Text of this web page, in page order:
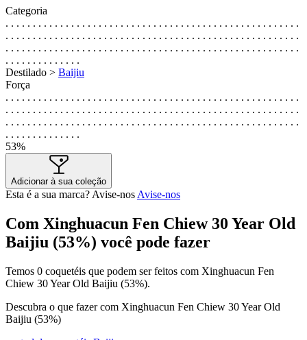
Categoria
. . . . . . . . . . . . . . . . . . . . . . . . . . . . . . . . . . . . . . . . . . . . . . . . . . . . . .
. . . . . . . . . . . . . . . . . . . . . . . . . . . . . . . . . . . . . . . . . . . . . . . . . . . . . .
. . . . . . . . . . . . . . . . . . . . . . . . . . . . . . . . . . . . . . . . . . . . . . . . . . . . . .
. . . . . . . . . . . . . .
Destilado > Baijiu
Força
. . . . . . . . . . . . . . . . . . . . . . . . . . . . . . . . . . . . . . . . . . . . . . . . . . . . . .
. . . . . . . . . . . . . . . . . . . . . . . . . . . . . . . . . . . . . . . . . . . . . . . . . . . . . .
. . . . . . . . . . . . . . . . . . . . . . . . . . . . . . . . . . . . . . . . . . . . . . . . . . . . . .
. . . . . . . . . . . . . .
53%
Adicionar à sua coleção
Esta é a sua marca? Avise-nos Avise-nos
Com Xinghuacun Fen Chiew 30 Year Old
Baijiu (53%) você pode fazer
Temos 0 coquetéis que podem ser feitos com Xinghuacun Fen
Chiew 30 Year Old Baijiu (53%).
Descubra o que fazer com Xinghuacun Fen Chiew 30 Year Old
Baijiu (53%)